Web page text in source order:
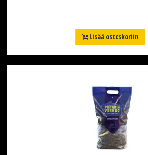
Lisää ostoskoriin